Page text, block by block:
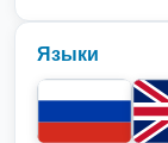
Языки